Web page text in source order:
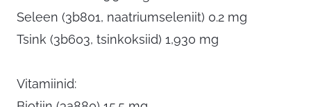
Seleen (3b801, naatriumseleniit) 0.2 mg
Tsink (3b603, tsinkoksiid) 1,930 mg
Vitamiinid: